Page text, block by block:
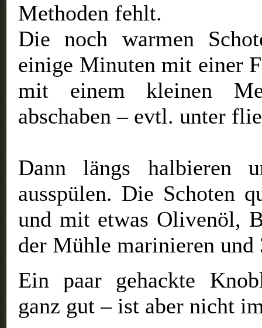
Methoden fehlt.
Die noch warmen
einige Minuten mit einer
mit einem kleinen
abschaben – evtl. unter
Dann längs halbieren
ausspülen. Die Schoten
und mit etwas Olivenöl,
der Mühle marinieren
Ein paar gehackte
ganz gut – ist aber nicht